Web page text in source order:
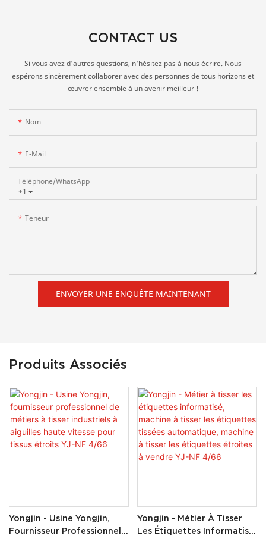
CONTACT US
Si vous avez d'autres questions, n'hésitez pas à nous écrire. Nous
espérons sincèrement collaborer avec des personnes de tous horizons et
œuvrer ensemble à un avenir meilleur !
Nom
E-Mail
+1
Téléphone/WhatsApp
Teneur
ENVOYER UNE ENQUÊTE MAINTENANT
Produits Associés
Yongjin - Usine Yongjin,
Fournisseur Professionnel
Yongjin - Métier À Tisser
Les Étiquettes Informatisé,